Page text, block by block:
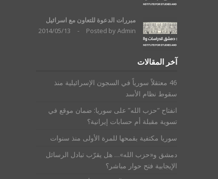
مبررات الدعوة للتعاون مع اسرائيل
Posted byAdmin
-
2014/05/13
آخر المقالات
46 معتقلاً سورياً في السجون الإسرائيلية منذ
سقوط نظام الأسد
انفتاح “حزب الله” على سوريا: ضمان موقع في
تسوية مقبلة أم حسابات إيرانية؟
سوريا مكتفية بقمحها للمرة الأولى منذ سنوات
دمشق و«حزب الله»… هل يقرّب تبادل الرسائل
الإيجابية فتح حوار مباشر؟